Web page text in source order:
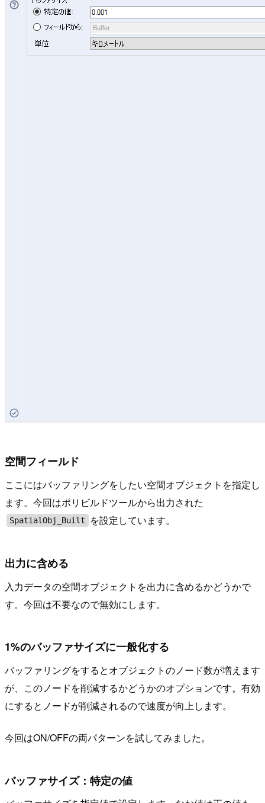
空間フィールド
ここにはバッファリングをしたい空間オブジェクトを指定し
ます。今回はポリビルドツールから出力された
SpatialObj_Built を設定しています。
出力に含める
入力データの空間オブジェクトを出力に含めるかどうかで
す。今回は不要なので無効にします。
1%のバッファサイズに一般化する
バッファリングをするとオブジェクトのノード数が増えます
が、このノードを削減するかどうかのオプションです。有効
にするとノードが削減されるので速度が向上します。
今回はON/OFFの両パターンを試してみました。
バッファサイズ：特定の値